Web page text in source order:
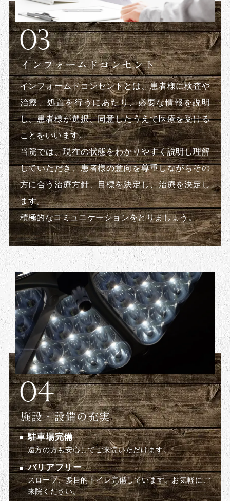
インフォームドコンセント
インフォームドコンセントとは、患者様に検査や
治療、処置を行うにあたり、必要な情報を説明
し、患者様が選択、同意したうえで医療を受ける
ことをいいます。
当院では、現在の状態をわかりやすく説明し理解
していただき、患者様の意向を尊重しながらその
方に合う治療方針、目標を決定し、治療を決定し
ます。
積極的なコミュニケーションをとりましょう。
施設・設備の充実
駐車場完備
遠方の方も安心してご来院いただけます。
バリアフリー
スロープ、多目的トイレ完備しています。お気軽にご
来院ください。